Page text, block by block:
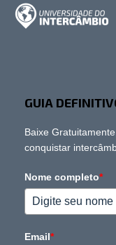
GUIA
Baixe
conquistar
Nome completo*
Email*